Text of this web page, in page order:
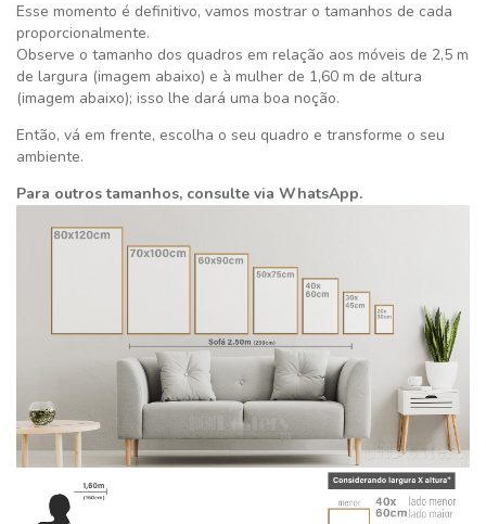
Esse momento é definitivo, vamos mostrar o tamanhos de cada
proporcionalmente.
Observe o tamanho dos quadros em relação aos móveis de 2,5 m
de largura (imagem abaixo) e à mulher de 1,60 m de altura
(imagem abaixo); isso lhe dará uma boa noção.
Então, vá em frente, escolha o seu quadro e transforme o seu
ambiente.
Para outros tamanhos, consulte via WhatsApp.